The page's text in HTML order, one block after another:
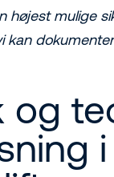
højest mulige
kan
og